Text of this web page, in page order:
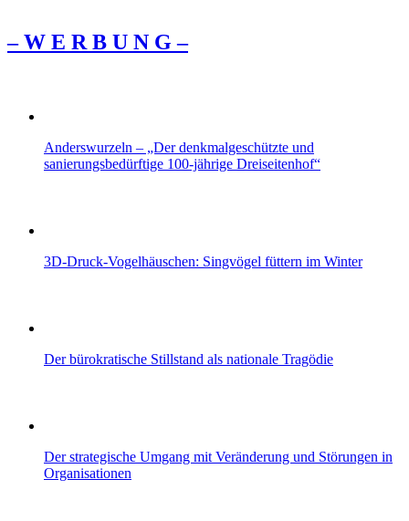
– W Ε R Β U Ν G –
Anderswurzeln – „Der denkmalgeschützte und
sanierungsbedürftige 100-jährige Dreiseitenhof“
3D-Druck-Vogelhäuschen: Singvögel füttern im Winter
Der bürokratische Stillstand als nationale Tragödie
Der strategische Umgang mit Veränderung und Störungen in
Organisationen